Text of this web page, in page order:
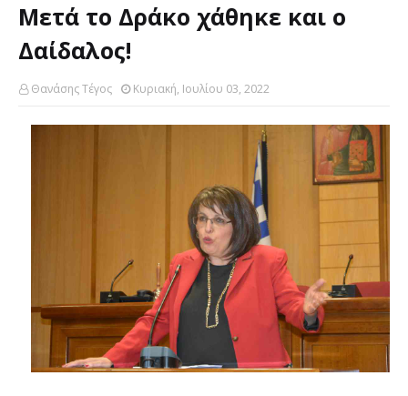
Μετά το Δράκο χάθηκε και ο
Δαίδαλος!
Θανάσης Τέγος Κυριακή, Ιουλίου 03, 2022